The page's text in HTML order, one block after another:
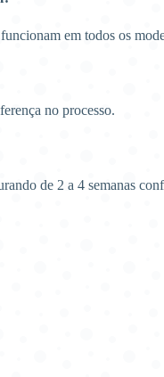
em todos os
no processo.
de 2 a 4 semanas